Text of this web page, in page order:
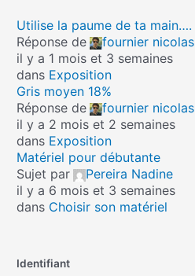
Utilise la paume de ta main….
Réponse de
fournier nicolas
il y a 1 mois et 3 semaines
dans Exposition
Gris moyen 18%
Réponse de
fournier nicolas
il y a 2 mois et 2 semaines
dans Exposition
Matériel pour débutante
Sujet par
Pereira Nadine
il y a 6 mois et 3 semaines
dans Choisir son matériel
Identifiant